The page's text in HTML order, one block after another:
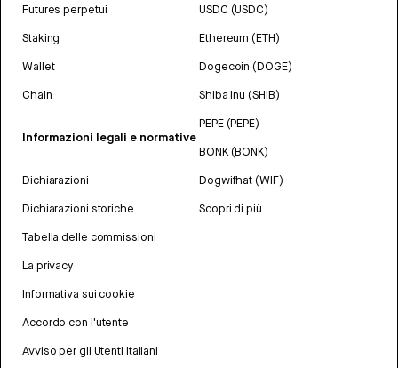
Futures perpetui
Staking
Wallet
Chain
Informazioni legali e normative
Dichiarazioni
Dichiarazioni storiche
Tabella delle commissioni
La privacy
Informativa sui cookie
Accordo con l'utente
Avviso per gli Utenti Italiani
USDC (USDC)
Ethereum (ETH)
Dogecoin (DOGE)
Shiba Inu (SHIB)
PEPE (PEPE)
BONK (BONK)
Dogwifhat (WIF)
Scopri di più